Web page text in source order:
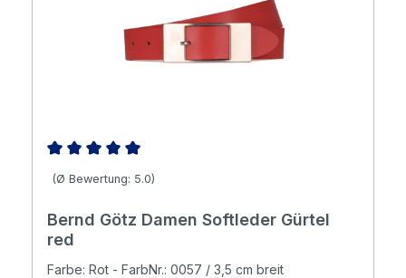
Durchschnittliche Bewertung von 5 von 5 Sternen
(Ø Bewertung: 5.0)
Bernd Götz Damen Softleder Gürtel
red
Farbe: Rot - FarbNr.: 0057 / 3,5 cm breit